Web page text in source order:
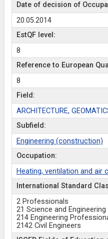
Date of decision of
20.05.2014
EstQF level:
8
Reference to European
8
Field:
ARCHITECTURE,
Subfield:
Engineering (construction)
Occupation:
Heating, ventilation and air
International Standard
2 Professionals
21 Science and
214 Engineering
2142 Civil Engineers